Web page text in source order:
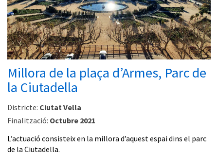
Millora de la plaça d’Armes, Parc de
la Ciutadella
Districte: Ciutat Vella
Finalització: Octubre 2021
L’actuació consisteix en la millora d’aquest espai dins el parc
de la Ciutadella.